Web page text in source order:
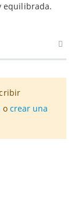
equilibrada.
o crear una